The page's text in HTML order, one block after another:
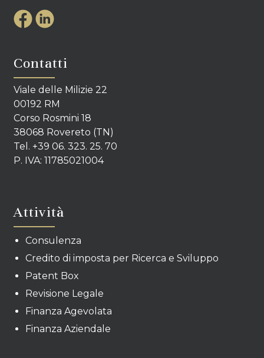
Contatti
Viale delle Milizie 22
00192 RM
Corso Rosmini 18
38068 Rovereto (TN)
Tel. +39 06. 323. 25. 70
P. IVA: 11785021004
Attività
Consulenza
Credito di imposta per Ricerca e Sviluppo
Patent Box
Revisione Legale
Finanza Agevolata
Finanza Aziendale